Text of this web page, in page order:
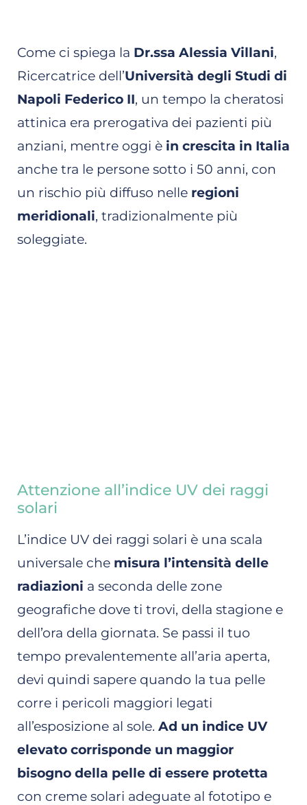
Come ci spiega la Dr.ssa Alessia Villani,
Ricercatrice dell’Università degli Studi di
Napoli Federico II, un tempo la cheratosi
attinica era prerogativa dei pazienti più
anziani, mentre oggi è in crescita in Italia
anche tra le persone sotto i 50 anni, con
un rischio più diffuso nelle regioni
meridionali, tradizionalmente più
soleggiate.
Attenzione all’indice UV dei raggi
solari
L’indice UV dei raggi solari è una scala
universale che misura l’intensità delle
radiazioni a seconda delle zone
geografiche dove ti trovi, della stagione e
dell’ora della giornata. Se passi il tuo
tempo prevalentemente all’aria aperta,
devi quindi sapere quando la tua pelle
corre i pericoli maggiori legati
all’esposizione al sole. Ad un indice UV
elevato corrisponde un maggior
bisogno della pelle di essere protetta
con creme solari adeguate al fototipo e